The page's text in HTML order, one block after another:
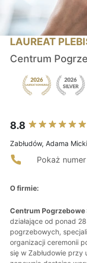
LAUREAT
Centrum
8.8
Zabłudów, Adama
Pokaż
O firmie:
Centrum Pogrzebowe
działające od ponad
pogrzebowych,
organizacji ceremonii
się w Zabłudowie przy